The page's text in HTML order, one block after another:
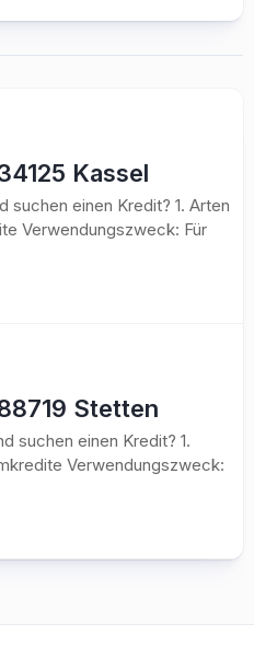
Kassel
suchen einen Kredit? 1. Arten
Verwendungszweck: Für
Stetten
suchen einen Kredit? 1.
Verwendungszweck: